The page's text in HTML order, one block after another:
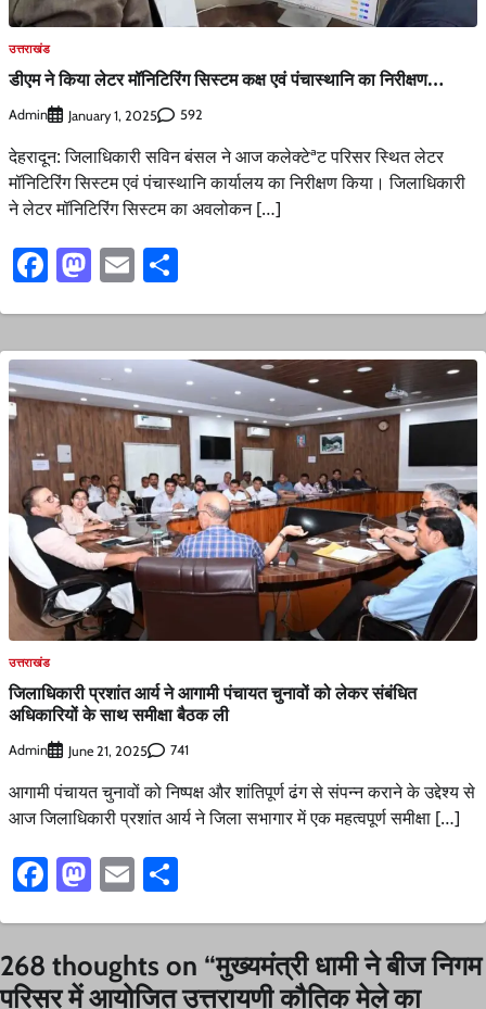
उत्तराखंड
डीएम ने किया लेटर मॉनिटिरिंग सिस्टम कक्ष एवं पंचास्थानि का निरीक्षण…
Admin January 1, 2025 592
देहरादून: जिलाधिकारी सविन बंसल ने आज कलेक्टेªट परिसर स्थित लेटर
मॉनिटिरिंग सिस्टम एवं पंचास्थानि कार्यालय का निरीक्षण किया। जिलाधिकारी
ने लेटर मॉनिटिरिंग सिस्टम का अवलोकन […]
Facebook
Mastodon
Email
उत्तराखंड
जिलाधिकारी प्रशांत आर्य ने आगामी पंचायत चुनावों को लेकर संबंधित
अधिकारियों के साथ समीक्षा बैठक ली
Admin June 21, 2025 741
आगामी पंचायत चुनावों को निष्पक्ष और शांतिपूर्ण ढंग से संपन्न कराने के उद्देश्य से
आज जिलाधिकारी प्रशांत आर्य ने जिला सभागार में एक महत्वपूर्ण समीक्षा […]
Facebook
Mastodon
Email
268 thoughts on “मुख्यमंत्री धामी ने बीज निगम
परिसर में आयोजित उत्तरायणी कौतिक मेले का